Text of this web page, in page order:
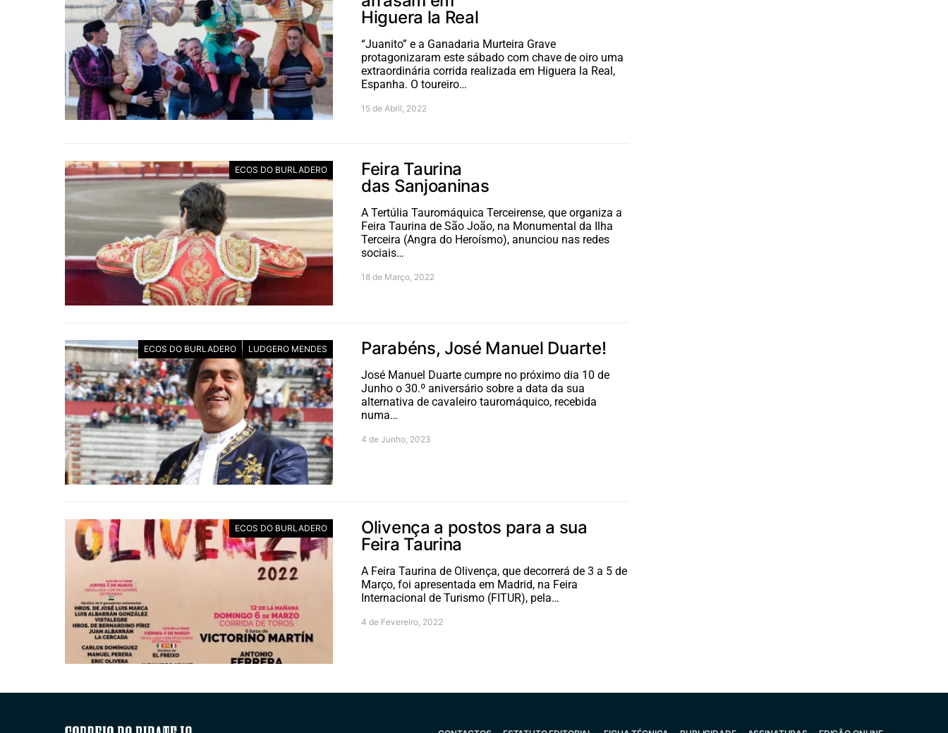
Higuera la Real
“Juanito” e a Ganadaria Murteira Grave
protagonizaram este sábado com chave de oiro uma
extraordinária corrida realizada em Higuera la Real,
Espanha. O toureiro…
15 de Abril, 2022
ECOS DO BURLADERO
Feira Taurina
das Sanjoaninas
A Tertúlia Tauromáquica Terceirense, que organiza a
Feira Taurina de São João, na Monumental da Ilha
Terceira (Angra do Heroísmo), anunciou nas redes
sociais…
18 de Março, 2022
ECOS DO BURLADERO LUDGERO MENDES Parabéns, José Manuel Duarte!
José Manuel Duarte cumpre no próximo dia 10 de
Junho o 30.º aniversário sobre a data da sua
alternativa de cavaleiro tauromáquico, recebida
numa…
4 de Junho, 2023
ECOS DO BURLADERO
Olivença a postos para a sua
Feira Taurina
A Feira Taurina de Olivença, que decorrerá de 3 a 5 de
Março, foi apresentada em Madrid, na Feira
Internacional de Turismo (FITUR), pela…
4 de Fevereiro, 2022